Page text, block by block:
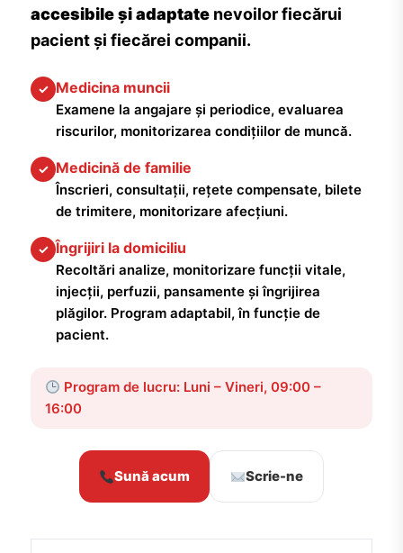
accesibile și adaptate nevoilor fiecărui
pacient și fiecărei companii.
✓ Medicina muncii
Examene la angajare și periodice, evaluarea
riscurilor, monitorizarea condițiilor de muncă.
✓ Medicină de familie
Înscrieri, consultații, rețete compensate, bilete
de trimitere, monitorizare afecțiuni.
✓ Îngrijiri la domiciliu
Recoltări analize, monitorizare funcții vitale,
injecții, perfuzii, pansamente și îngrijirea
plăgilor. Program adaptabil, în funcție de
pacient.
Program de lucru: Luni – Vineri, 09:00 –
16:00
Sună acum Scrie-ne